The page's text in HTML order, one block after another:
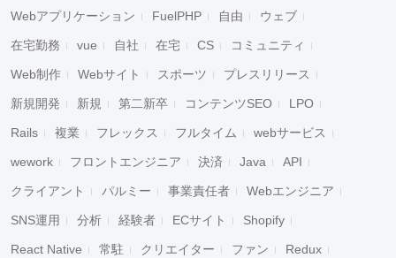
Webアプリケーション FuelPHP 自由 ウェブ
在宅勤務 vue 自社 在宅 CS コミュニティ
Web制作 Webサイト スポーツ プレスリリース
新規開発 新規 第二新卒 コンテンツSEO LPO
Rails 複業 フレックス フルタイム webサービス
wework フロントエンジニア 決済 Java API
クライアント パルミー 事業責任者 Webエンジニア
SNS運用 分析 経験者 ECサイト Shopify
React Native 常駐 クリエイター ファン Redux